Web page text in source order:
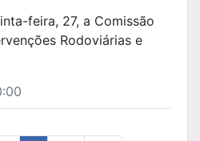
feira, 27, a Comissão
Rodoviárias e